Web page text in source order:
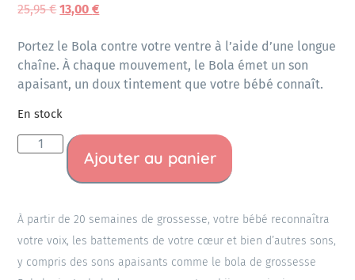
25,95€ 13,00€
Portez le Bola contre votre ventre à l’aide d’une longue
chaîne. À chaque mouvement, le Bola émet un son
apaisant, un doux tintement que votre bébé connaît.
En stock
Ajouter au panier
À partir de 20 semaines de grossesse, votre bébé reconnaîtra
votre voix, les battements de votre cœur et bien d’autres sons,
y compris des sons apaisants comme le bola de grossesse